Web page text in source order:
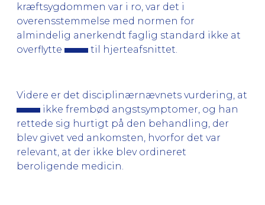
kræftsygdommen var i ro, var det i
overensstemmelse med normen for
almindelig anerkendt faglig standard ikke at
overflytte
til hjerteafsnittet.
Videre er det disciplinærnævnets vurdering, at
ikke frembød angstsymptomer, og han
rettede sig hurtigt på den behandling, der
blev givet ved ankomsten, hvorfor det var
relevant, at der ikke blev ordineret
beroligende medicin.